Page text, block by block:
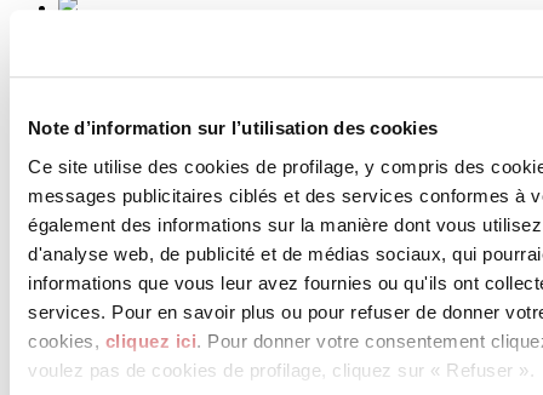
Note d’information sur l’utilisation des cookies
Ce site utilise des cookies de profilage, y compris des
messages publicitaires ciblés et des services conformes à
également des informations sur la manière dont vous
d'analyse web, de publicité et de médias sociaux, qui
informations que vous leur avez fournies ou qu'ils ont
services. Pour en savoir plus ou pour refuser de donner
cookies, cliquez ici. Pour donner votre consentement
voulez pas de cookies de profilage, cliquez sur « Refuser ».
News
aziende